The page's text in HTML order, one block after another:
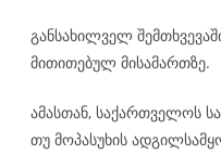
განსახილველ
მითითებულ მისამართზე.
ამასთან, საქართველოს
თუ მოპასუხის